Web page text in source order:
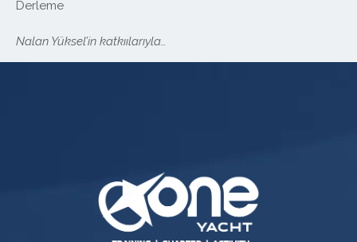
Derleme
Nalan Yüksel’in katkıılarıyla…